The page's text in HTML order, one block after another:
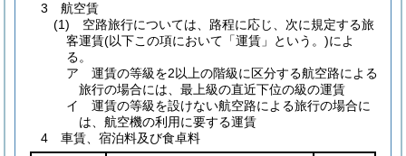
3 航空賃
(1) 空路旅行については、路程に応じ、次に規定する旅
客運賃(以下この項において「運賃」という。)によ
る。
ア 運賃の等級を2以上の階級に区分する航空路による
旅行の場合には、最上級の直近下位の級の運賃
イ 運賃の等級を設けない航空路による旅行の場合に
は、航空機の利用に要する運賃
4 車賃、宿泊料及び食卓料